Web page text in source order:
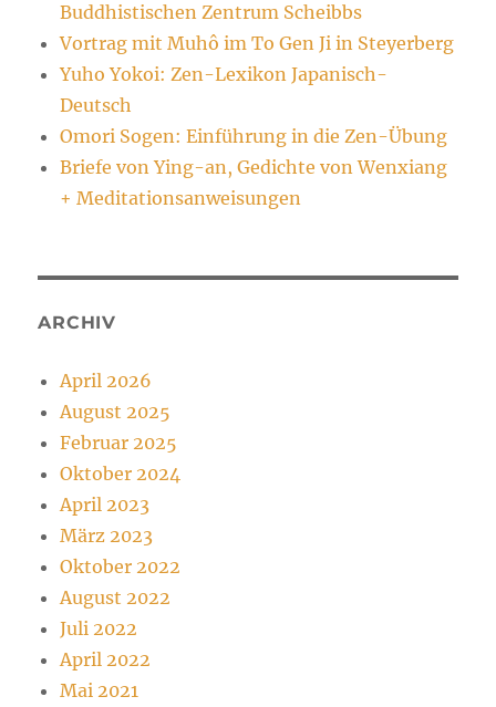
Buddhistischen Zentrum Scheibbs
Vortrag mit Muhô im To Gen Ji in Steyerberg
Yuho Yokoi: Zen-Lexikon Japanisch-
Deutsch
Omori Sogen: Einführung in die Zen-Übung
Briefe von Ying-an, Gedichte von Wenxiang
+ Meditationsanweisungen
ARCHIV
April 2026
August 2025
Februar 2025
Oktober 2024
April 2023
März 2023
Oktober 2022
August 2022
Juli 2022
April 2022
Mai 2021